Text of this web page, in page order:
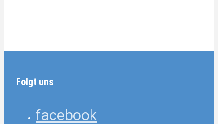
Folgt uns
facebook